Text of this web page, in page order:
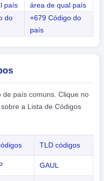
país
área de qual país
do
+679 Código do
país
de país comuns. Clique no
a Lista de Códigos
TLD códigos
GAUL